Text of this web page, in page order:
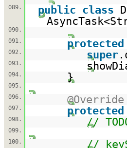
089.
public class
090.
091.
protected
092. super
093.
094. }
095.
096.
@Override
097. protected
098. //
099.
100.
//